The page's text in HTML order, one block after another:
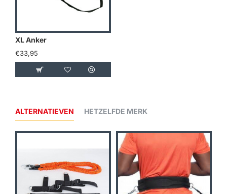
XL Anker
€33,95
ALTERNATIEVEN HETZELFDE MERK